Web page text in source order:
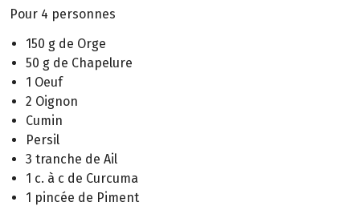
Pour 4 personnes
150 g de Orge
50 g de Chapelure
1 Oeuf
2 Oignon
Cumin
Persil
3 tranche de Ail
1 c. à c de Curcuma
1 pincée de Piment